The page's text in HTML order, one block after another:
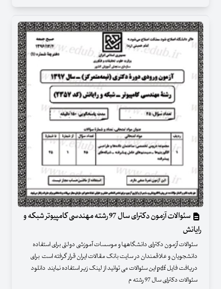
سئوالات آزمون دکترای سال 97 رشته مهندسی کامپیوتر شبکه و
رایانش
سئوالات آزمون دکترای دانشگاهها و موسسات آموزشی دولتی برای استفاده
دانشجویان و علاقمندان در سایت بانک مقالات ایران قرار گرفته است برای
دریافت فایل pdf این سئوالات می توانید از لینک زیر استفاده نمایند دانلود
سئوالات دکترای سال 97 رشته م